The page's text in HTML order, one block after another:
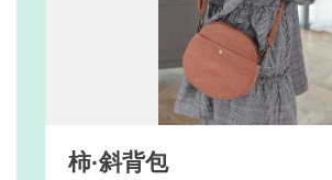
柿·斜背包